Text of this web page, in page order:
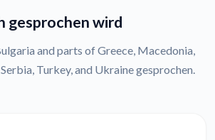
gesprochen wird
and parts of Greece, Macedonia,
Turkey, and Ukraine gesprochen.